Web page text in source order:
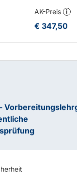
AK-Preis i
€ 347,50